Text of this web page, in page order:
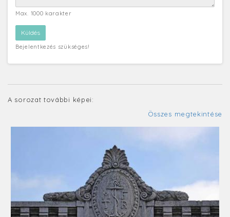
Max. 1000 karakter
Bejelentkezés szükséges!
A sorozat további képei:
Összes megtekintése